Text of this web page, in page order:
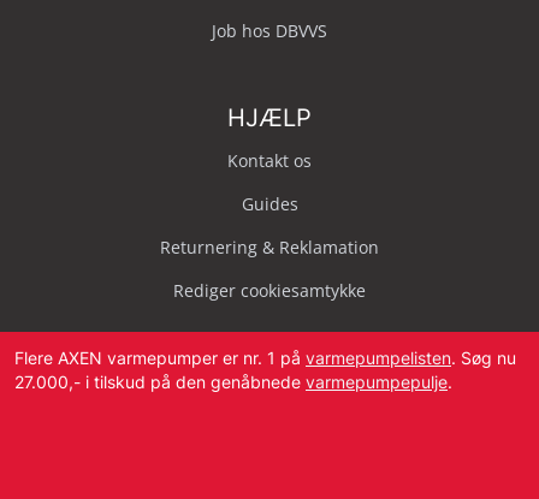
Job hos DBVVS
HJÆLP
Kontakt os
Guides
Returnering & Reklamation
Rediger cookiesamtykke
Flere AXEN varmepumper er nr. 1 på varmepumpelisten. Søg nu
27.000,- i tilskud på den genåbnede varmepumpepulje.